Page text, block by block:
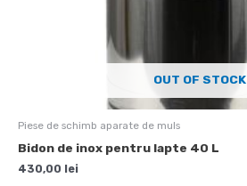
OUT OF STOCK
Piese de schimb aparate de muls
Bidon de inox pentru lapte 40 L
430,00 lei